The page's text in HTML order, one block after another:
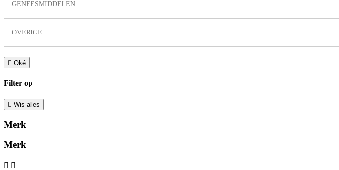
GENEESMIDDELEN
OVERIGE
 Oké
Filter op
 Wis alles
Merk
Merk
 